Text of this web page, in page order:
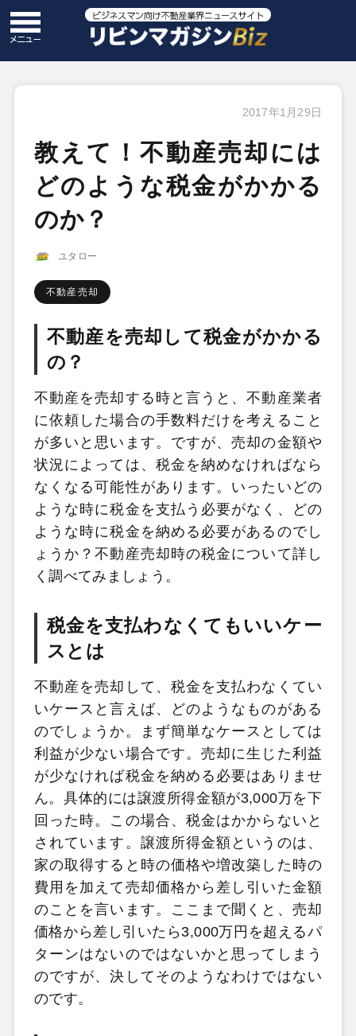
2017年1月29日
教えて！不動産売却には
どのような税金がかかる
のか？
ユタロー
不動産売却
不動産を売却して税金がかかる
の？
不動産を売却する時と言うと、不動産業者
に依頼した場合の手数料だけを考えること
が多いと思います。ですが、売却の金額や
状況によっては、税金を納めなければなら
なくなる可能性があります。いったいどの
ような時に税金を支払う必要がなく、どの
ような時に税金を納める必要があるのでし
ょうか？不動産売却時の税金について詳し
く調べてみましょう。
税金を支払わなくてもいいケー
スとは
不動産を売却して、税金を支払わなくてい
いケースと言えば、どのようなものがある
のでしょうか。まず簡単なケースとしては
利益が少ない場合です。売却に生じた利益
が少なければ税金を納める必要はありませ
ん。具体的には譲渡所得金額が3,000万を下
回った時。この場合、税金はかからないと
されています。譲渡所得金額というのは、
家の取得すると時の価格や増改築した時の
費用を加えて売却価格から差し引いた金額
のことを言います。ここまで聞くと、売却
価格から差し引いたら3,000万円を超えるパ
ターンはないのではないかと思ってしまう
のですが、決してそのようなわけではない
のです。